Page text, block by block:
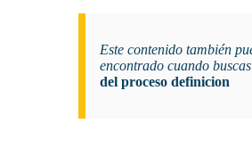
Este contenido también puede ser
encontrado cuando buscas
del proceso definicion